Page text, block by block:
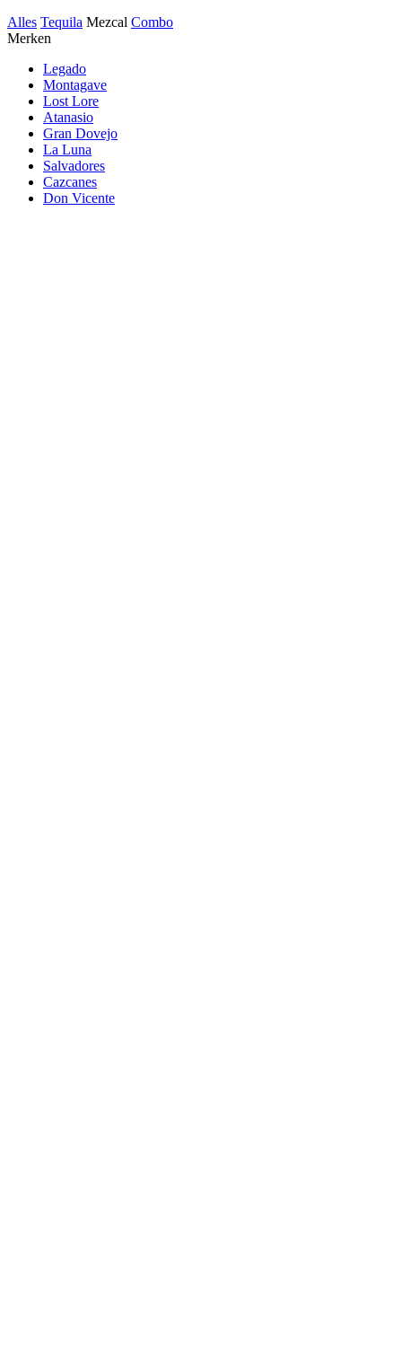
Alles Tequila Mezcal Combo
Merken
Legado
Montagave
Lost Lore
Atanasio
Gran Dovejo
La Luna
Salvadores
Cazcanes
Don Vicente